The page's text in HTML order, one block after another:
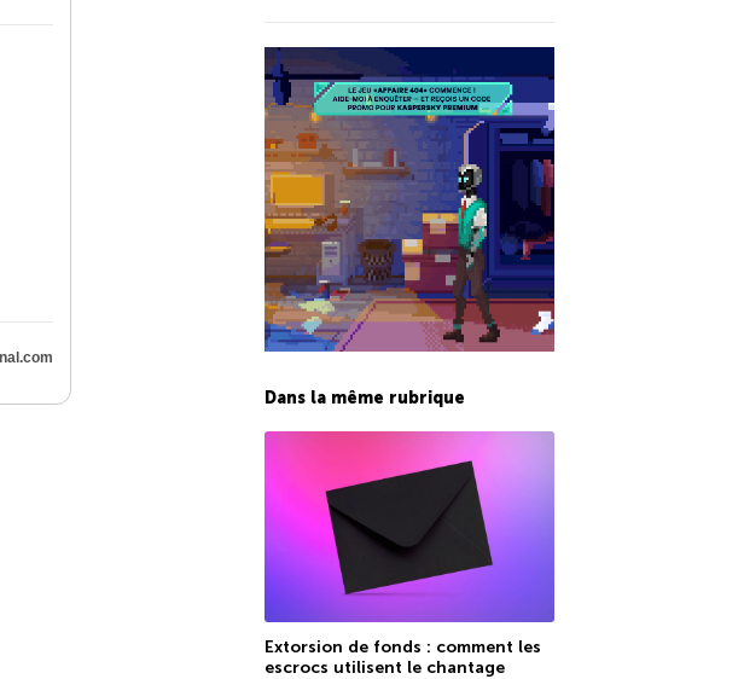
Dans la même rubrique
Extorsion de fonds : comment les
escrocs utilisent le chantage